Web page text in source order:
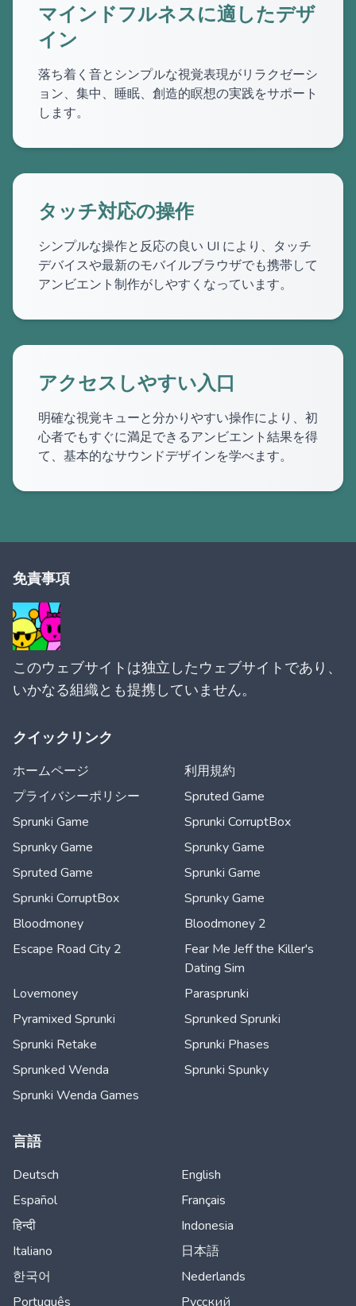
マインドフルネスに適したデザ
イン
落ち着く音とシンプルな視覚表現がリラクゼーシ
ョン、集中、睡眠、創造的瞑想の実践をサポート
します。
タッチ対応の操作
シンプルな操作と反応の良い UI により、タッチ
デバイスや最新のモバイルブラウザでも携帯して
アンビエント制作がしやすくなっています。
アクセスしやすい入口
明確な視覚キューと分かりやすい操作により、初
心者でもすぐに満足できるアンビエント結果を得
て、基本的なサウンドデザインを学べます。
免責事項
このウェブサイトは独立したウェブサイトであり、
いかなる組織とも提携していません。
クイックリンク
ホームページ
利用規約
プライバシーポリシー
Spruted Game
Sprunki Game
Sprunki CorruptBox
Sprunky Game
Sprunky Game
Spruted Game
Sprunki Game
Sprunki CorruptBox
Sprunky Game
Bloodmoney
Bloodmoney 2
Escape Road City 2
Fear Me Jeff the Killer's
Dating Sim
Lovemoney
Parasprunki
Pyramixed Sprunki
Sprunked Sprunki
Sprunki Retake
Sprunki Phases
Sprunked Wenda
Sprunki Spunky
Sprunki Wenda Games
言語
Deutsch
English
Español
Français
हिन्दी
Indonesia
Italiano
日本語
한국어
Nederlands
Português
Русский